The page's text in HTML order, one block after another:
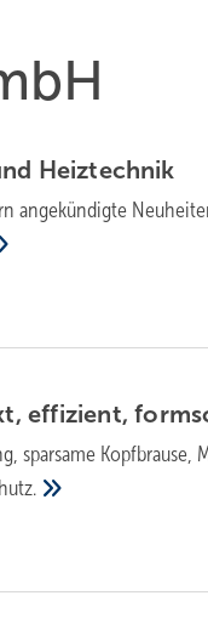
Heiztechnik
an­ge­kün­dig­te
effi­zient,
spar­same Kopf­brause,